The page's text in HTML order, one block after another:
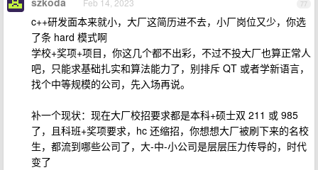
77
Feb 14, 2023
c++研发面本来就小，大厂这简历进不去，小厂岗位又少，你选
了条 hard 模式啊
学校+奖项+项目，你这几个都不出彩，不过不投大厂也算正常人
吧，只能求基础扎实和算法能力了，别排斥 QT 或者学新语言，
找个中等规模的公司，先入场再说。
补一个现状：现在大厂校招要求都是本科+硕士双 211 或 985
了，且科班+奖项要求，hc 还缩招，你想想大厂被刷下来的名校
生，都流到哪些公司了，大-中-小公司是层层压力传导的，时代
变了